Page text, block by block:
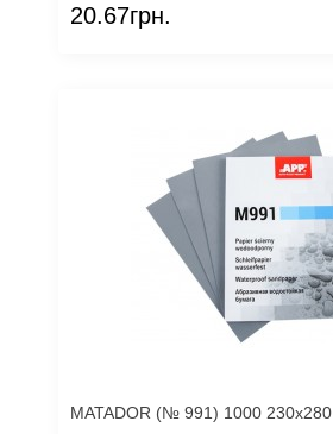
20.67грн.
MATADOR (№ 991) 1000 230х280